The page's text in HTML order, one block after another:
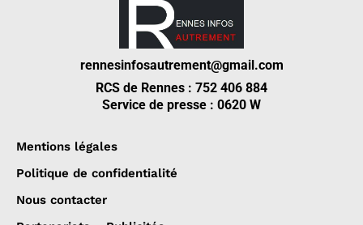
rennesinfosautrement@gmail.com
RCS de Rennes : 752 406 884
Service de presse : 0620 W
Mentions légales
Politique de confidentialité
Nous contacter